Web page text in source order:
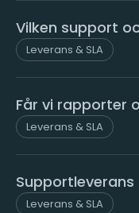
Vilken support
Leverans & SLA
Får vi rapporter
Leverans & SLA
Supportleverans
Leverans & SLA